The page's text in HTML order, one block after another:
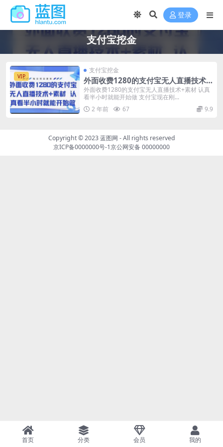
登录
支付宝挖金
VIP
支付宝挖金
外面收费1280的支付宝无人直播技术
+素材，认真看半小时就能开始做
外面收费1280的支付宝无人直播技术+素材 认真
看半小时就能开始做 支付宝现在刚...
2 年前
67 9.9
Copyright © 2023蓝图网 - All rights reserved
京ICP备0000000号-1京公网安备 00000000
首页 分类 会员 我的